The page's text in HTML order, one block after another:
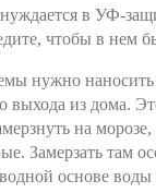
в УФ-
чтобы в нем
нужно наносить
выхода из дома.
на
Замерзать там
основе